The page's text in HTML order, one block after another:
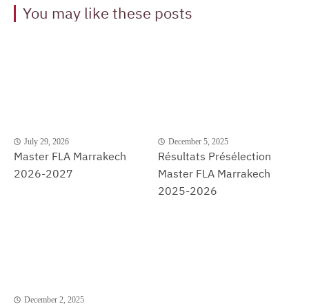
You may like these posts
July 29, 2026
Master FLA Marrakech
2026-2027
December 5, 2025
Résultats Présélection
Master FLA Marrakech
2025-2026
December 2, 2025